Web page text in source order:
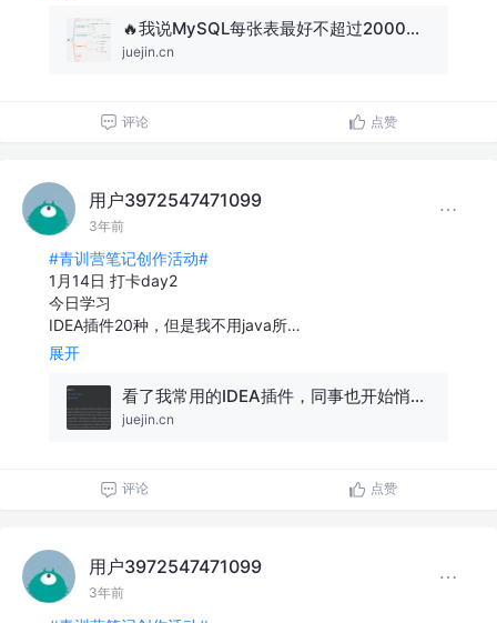
🔥我说MySQL每张表最好不超过2000万数据，面试官让我回去等通知？
juejin.cn
评论 点赞
用户3972547471099
3年前
#青训营笔记创作活动#
1月14日 打卡day2
今日学习
IDEA插件20种，但是我不用java所…
展开
看了我常用的IDEA插件，同事也开始悄悄安装了...
juejin.cn
评论 点赞
用户3972547471099
3年前